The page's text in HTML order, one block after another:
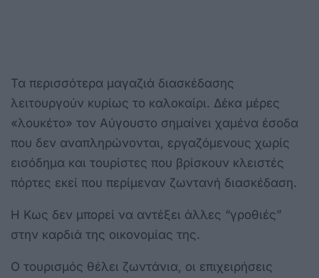
Τα περισσότερα μαγαζιά διασκέδασης
λειτουργούν κυρίως το καλοκαίρι. Δέκα μέρες
«λουκέτο» τον Αύγουστο σημαίνει χαμένα έσοδα
που δεν αναπληρώνονται, εργαζόμενους χωρίς
εισόδημα και τουρίστες που βρίσκουν κλειστές
πόρτες εκεί που περίμεναν ζωντανή διασκέδαση.
Η Κως δεν μπορεί να αντέξει άλλες “γροθιές”
στην καρδιά της οικονομίας της.
Ο τουρισμός θέλει ζωντάνια, οι επιχειρήσεις